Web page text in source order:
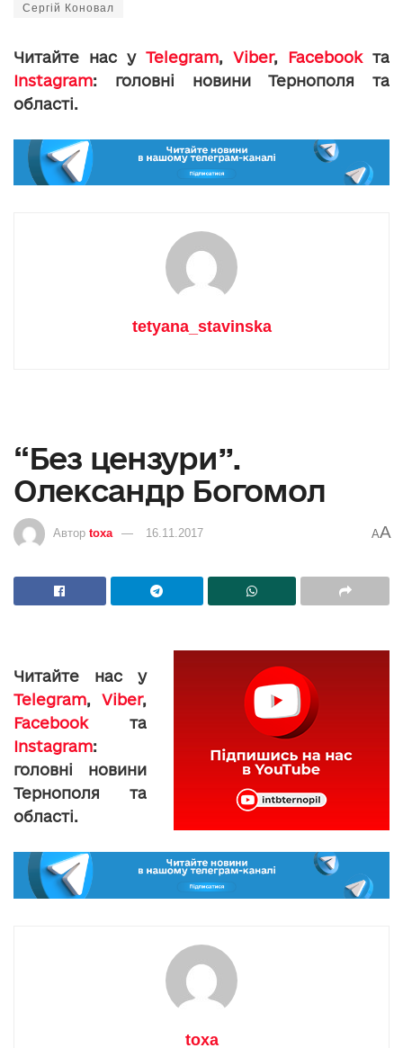
Сергій Коновал
Читайте нас у Telegram, Viber, Facebookта
Instagram: головні новини Тернополя та
області.
tetyana_stavinska
“Без цензури”.
Олександр Богомол
Автор toxa 16.11.2017 AA
Читайте нас у
Telegram, Viber,
Facebookта
Instagram:
головні новини
Тернополя та
області.
toxa